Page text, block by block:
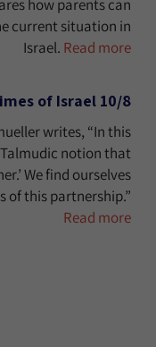
how parents can
current situation in
Israel. Read more
10/8 Times of Israel
writes, “In this
notion that
We find ourselves
of this partnership.”
Read more